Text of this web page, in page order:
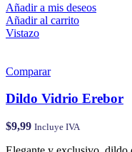
Añadir a mis deseos
Añadir al carrito
Vistazo
Comparar
Dildo Vidrio Erebor
$9,99 Incluye IVA